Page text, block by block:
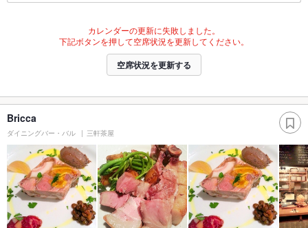
カレンダーの更新に失敗しました。
下記ボタンを押して空席状況を更新してください。
空席状況を更新する
Bricca
ダイニングバー・バル 三軒茶屋